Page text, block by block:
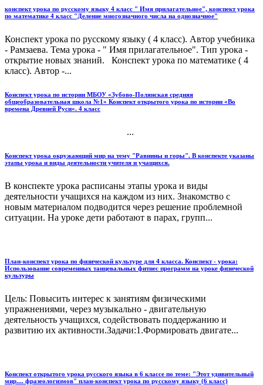
конспект урока по русскому языку 4 класс " Имя прилагательное", конспект урока
по математике 4 класс "Деление многозначного числа на однозначное"
Конспект урока по русскому языку ( 4 класс). Автор учебника
- Рамзаева. Тема урока - " Имя прилагательное". Тип урока -
открытие новых знаний. Конспект урока по математике ( 4
класс). Автор -...
Конспект урока по истории МБОУ «Зубово-Полянская средняя
общеобразовательная школа №1» Конспект открытого урока по истории «Во
времена Древней Руси». 4 класс
...
Конспект урока окружающий мир на тему "Равнины и горы". В конспекте указаны
этапы урока и виды деятельности учителя и учащихся.
В конспекте урока расписаны этапы урока и виды
деятельности учащихся на каждом из них. Знакомство с
новым материалом подводится через решение проблемной
ситуации. На уроке дети работают в парах, групп...
План-конспект урока по физической культуре для 4 класса. Конспект - урока:
Использование современных танцевальных фитнес программ на уроке физической
культуры
Цель: Повысить интерес к занятиям физическими
упражнениями, через музыкально - двигательную
деятельность учащихся, содействовать поддержанию и
развитию их активности.Задачи:1.Формировать двигате...
Конспект открытого урока русского языка в 6 классе по теме: "Этот удивительный
мир.... фразеологизмов" план-конспект урока по русскому языку (6 класс)